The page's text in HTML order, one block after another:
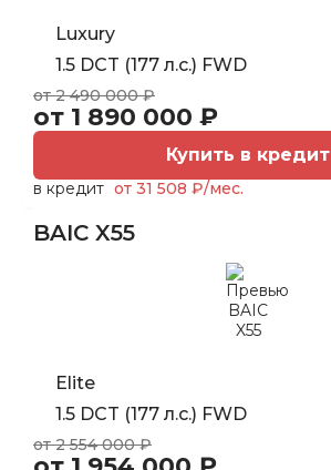
Luxury
1.5 DCT (177 л.с.) FWD
от 2 490 000 ₽
от 1 890 000 ₽
Купить в кредит
в кредит от 31 508 ₽/мес.
BAIC X55
Elite
1.5 DCT (177 л.с.) FWD
от 2 554 000 ₽